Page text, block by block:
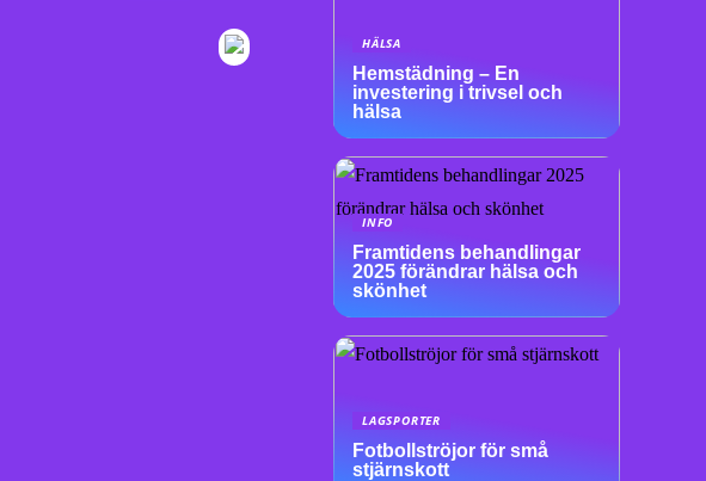
HÄLSA
Hemstädning – En
investering i trivsel och
hälsa
INFO
Framtidens behandlingar
2025 förändrar hälsa och
skönhet
LAGSPORTER
Fotbollströjor för små
stjärnskott